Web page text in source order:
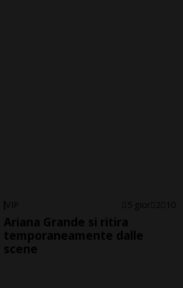
VIP 5 gior 2 10
Ariana Grande si ritira
temporaneamente dalle
scene